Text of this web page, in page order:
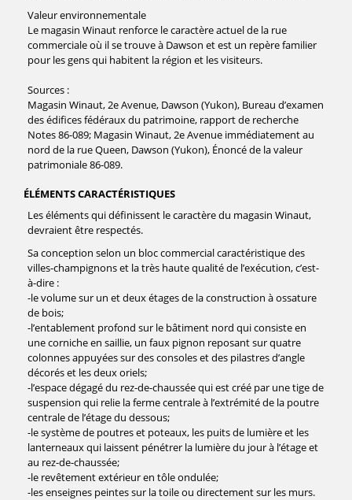
Valeur environnementale
Le magasin Winaut renforce le caractère actuel de la rue
commerciale où il se trouve à Dawson et est un repère familier
pour les gens qui habitent la région et les visiteurs.
Sources :
Magasin Winaut, 2e Avenue, Dawson (Yukon), Bureau d’examen
des édifices fédéraux du patrimoine, rapport de recherche
Notes 86-089; Magasin Winaut, 2e Avenue immédiatement au
nord de la rue Queen, Dawson (Yukon), Énoncé de la valeur
patrimoniale 86-089.
ÉLÉMENTS CARACTÉRISTIQUES
Les éléments qui définissent le caractère du magasin Winaut,
devraient être respectés.
Sa conception selon un bloc commercial caractéristique des
villes-champignons et la très haute qualité de l’exécution, c’est-
à-dire :
-le volume sur un et deux étages de la construction à ossature
de bois;
-l’entablement profond sur le bâtiment nord qui consiste en
une corniche en saillie, un faux pignon reposant sur quatre
colonnes appuyées sur des consoles et des pilastres d’angle
décorés et les deux oriels;
-l’espace dégagé du rez-de-chaussée qui est créé par une tige de
suspension qui relie la ferme centrale à l’extrémité de la poutre
centrale de l’étage du dessous;
-le système de poutres et poteaux, les puits de lumière et les
lanterneaux qui laissent pénétrer la lumière du jour à l’étage et
au rez-de-chaussée;
-le revêtement extérieur en tôle ondulée;
-les enseignes peintes sur la toile ou directement sur les murs.